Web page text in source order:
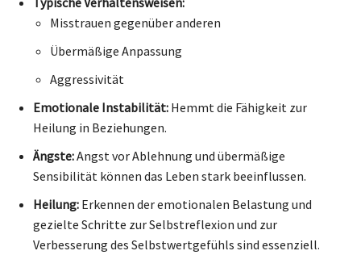
Misstrauen gegenüber anderen
Übermäßige Anpassung
Aggressivität
Emotionale Instabilität: Hemmt die Fähigkeit zur
Heilung in Beziehungen.
Ängste:Angst vor Ablehnung und übermäßige
Sensibilität können das Leben stark beeinflussen.
Heilung: Erkennen der emotionalen Belastung und
gezielte Schritte zur Selbstreflexion und zur
Verbesserung des Selbstwertgefühls sind essenziell.